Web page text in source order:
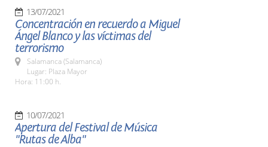
13/07/2021
Concentración en recuerdo a Miguel
Ángel Blanco y las víctimas del
terrorismo
Salamanca (Salamanca)
Lugar: Plaza Mayor
Hora: 11:00 h.
10/07/2021
Apertura del Festival de Música
"Rutas de Alba"